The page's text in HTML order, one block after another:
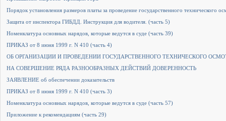
Порядок установления размеров платы за проведение государственного технического
Защита от инспектора ГИБДД. Инструкция для водителя. (часть 5)
Номенклатура основных нарядов, которые ведутся в суде (часть 39)
ПРИКАЗ от 8 июня 1999 г. N 410 (часть 4)
ОБ ОРГАНИЗАЦИИ И ПРОВЕДЕНИИ ГОСУДАРСТВЕННОГО ТЕХНИЧЕСКОГО
НА СОВЕРШЕНИЕ РЯДА РАЗНООБРАЗНЫХ ДЕЙСТВИЙ ДОВЕРЕННОСТЬ
ЗАЯВЛЕНИЕ об обеспечении доказательств
ПРИКАЗ от 8 июня 1999 г. N 410 (часть 3)
Номенклатура основных нарядов, которые ведутся в суде (часть 57)
Приложение к рекомендациям (часть 29)